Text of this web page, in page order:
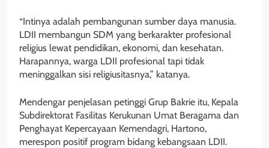
“Intinya adalah pembangunan sumber daya manusia.
LDII membangun SDM yang berkarakter profesional
religius lewat pendidikan, ekonomi, dan kesehatan.
Harapannya, warga LDII profesional tapi tidak
meninggalkan sisi religiusitasnya,” katanya.
Mendengar penjelasan petinggi Grup Bakrie itu, Kepala
Subdirektorat Fasilitas Kerukunan Umat Beragama dan
Penghayat Kepercayaan Kemendagri, Hartono,
merespon positif program bidang kebangsaan LDII.